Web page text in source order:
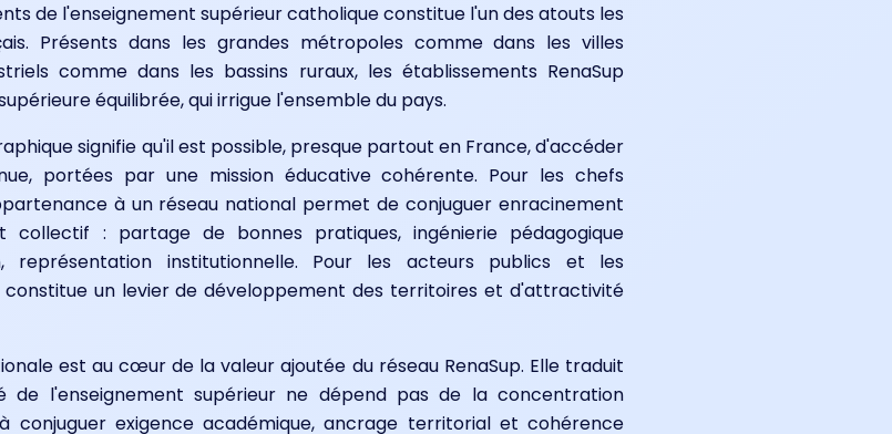
de l'enseignement supérieur catholique constitue l'un des atouts les
Présents dans les grandes métropoles comme dans les villes
comme dans les bassins ruraux, les établissements RenaSup
équilibrée, qui irrigue l'ensemble du pays.
signifie qu'il est possible, presque partout en France, d'accéder
portées par une mission éducative cohérente. Pour les chefs
à un réseau national permet de conjuguer enracinement
: partage de bonnes pratiques, ingénierie pédagogique
représentation institutionnelle. Pour les acteurs publics et les
un levier de développement des territoires et d'attractivité
est au cœur de la valeur ajoutée du réseau RenaSup. Elle traduit
l'enseignement supérieur ne dépend pas de la concentration
conjuguer exigence académique, ancrage territorial et cohérence